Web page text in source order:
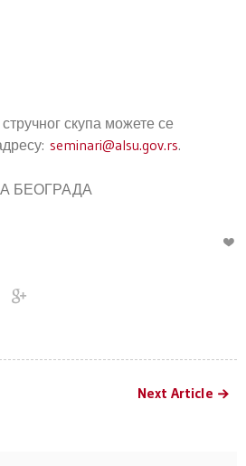
скупа можете се
seminari@alsu.gov.rs.
БЕОГРАДА
Next Article